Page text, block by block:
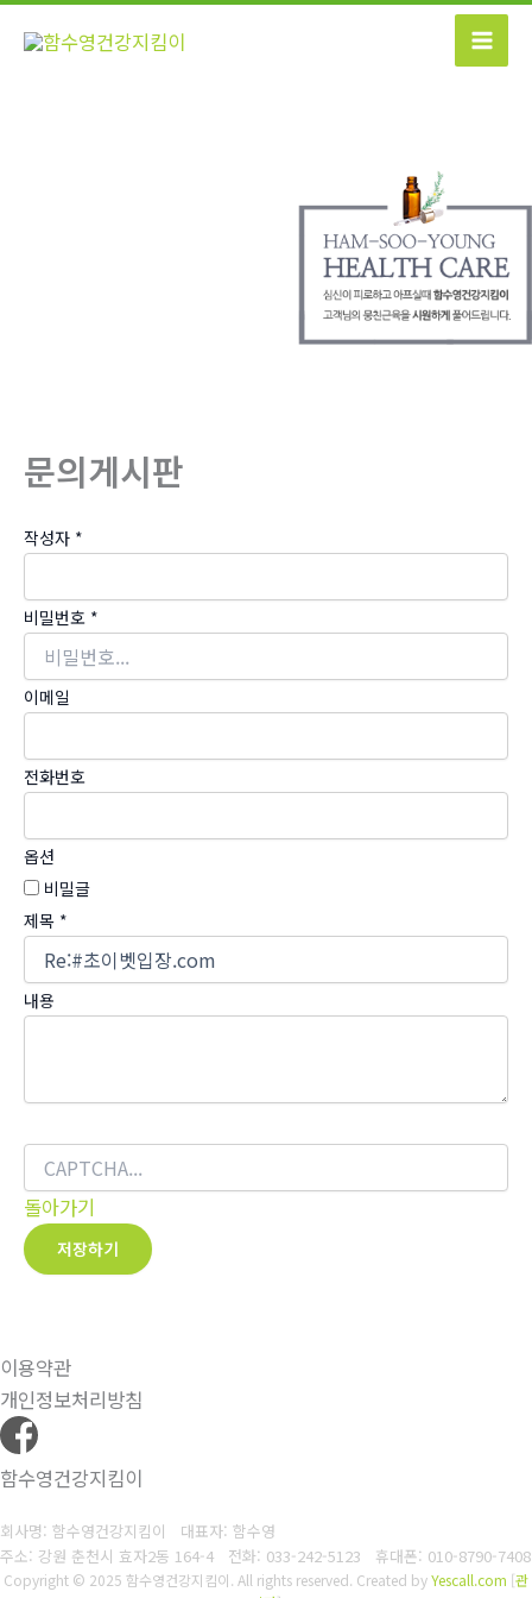
콘
문의게시판
작성자 *
비밀번호 *
이메일
전화번호
옵션
비밀글
제목 *
내용
돌아가기
저장하기
이용약관
개인정보처리방침
함수영건강지킴이
회사명: 함수영건강지킴이 대표자: 함수영
주소: 강원 춘천시 효자2동 164-4 전화: 033-242-5123 휴대폰: 010-8790-7408
Copyright © 2025 함수영건강지킴이. All rights reserved. Created byYescall.com [관